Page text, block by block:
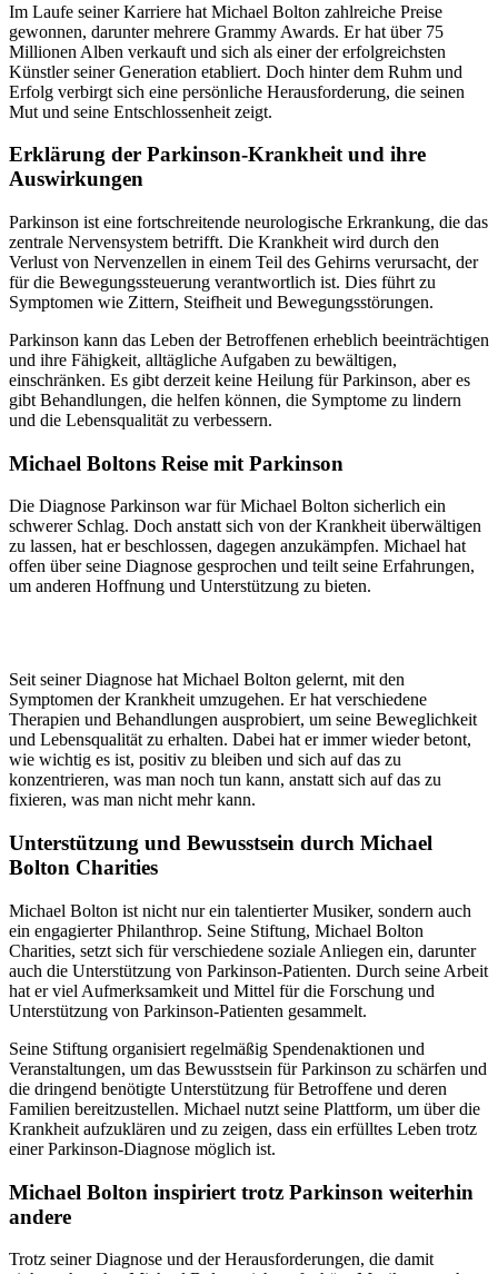
Im Laufe seiner Karriere hat Michael Bolton zahlreiche Preise
gewonnen, darunter mehrere Grammy Awards. Er hat über 75
Millionen Alben verkauft und sich als einer der erfolgreichsten
Künstler seiner Generation etabliert. Doch hinter dem Ruhm und
Erfolg verbirgt sich eine persönliche Herausforderung, die seinen
Mut und seine Entschlossenheit zeigt.
Erklärung der Parkinson-Krankheit und ihre
Auswirkungen
Parkinson ist eine fortschreitende neurologische Erkrankung, die das
zentrale Nervensystem betrifft. Die Krankheit wird durch den
Verlust von Nervenzellen in einem Teil des Gehirns verursacht, der
für die Bewegungssteuerung verantwortlich ist. Dies führt zu
Symptomen wie Zittern, Steifheit und Bewegungsstörungen.
Parkinson kann das Leben der Betroffenen erheblich beeinträchtigen
und ihre Fähigkeit, alltägliche Aufgaben zu bewältigen,
einschränken. Es gibt derzeit keine Heilung für Parkinson, aber es
gibt Behandlungen, die helfen können, die Symptome zu lindern
und die Lebensqualität zu verbessern.
Michael Boltons Reise mit Parkinson
Die Diagnose Parkinson war für Michael Bolton sicherlich ein
schwerer Schlag. Doch anstatt sich von der Krankheit überwältigen
zu lassen, hat er beschlossen, dagegen anzukämpfen. Michael hat
offen über seine Diagnose gesprochen und teilt seine Erfahrungen,
um anderen Hoffnung und Unterstützung zu bieten.
Seit seiner Diagnose hat Michael Bolton gelernt, mit den
Symptomen der Krankheit umzugehen. Er hat verschiedene
Therapien und Behandlungen ausprobiert, um seine Beweglichkeit
und Lebensqualität zu erhalten. Dabei hat er immer wieder betont,
wie wichtig es ist, positiv zu bleiben und sich auf das zu
konzentrieren, was man noch tun kann, anstatt sich auf das zu
fixieren, was man nicht mehr kann.
Unterstützung und Bewusstsein durch Michael
Bolton Charities
Michael Bolton ist nicht nur ein talentierter Musiker, sondern auch
ein engagierter Philanthrop. Seine Stiftung, Michael Bolton
Charities, setzt sich für verschiedene soziale Anliegen ein, darunter
auch die Unterstützung von Parkinson-Patienten. Durch seine Arbeit
hat er viel Aufmerksamkeit und Mittel für die Forschung und
Unterstützung von Parkinson-Patienten gesammelt.
Seine Stiftung organisiert regelmäßig Spendenaktionen und
Veranstaltungen, um das Bewusstsein für Parkinson zu schärfen und
die dringend benötigte Unterstützung für Betroffene und deren
Familien bereitzustellen. Michael nutzt seine Plattform, um über die
Krankheit aufzuklären und zu zeigen, dass ein erfülltes Leben trotz
einer Parkinson-Diagnose möglich ist.
Michael Bolton inspiriert trotz Parkinson weiterhin
andere
Trotz seiner Diagnose und der Herausforderungen, die damit